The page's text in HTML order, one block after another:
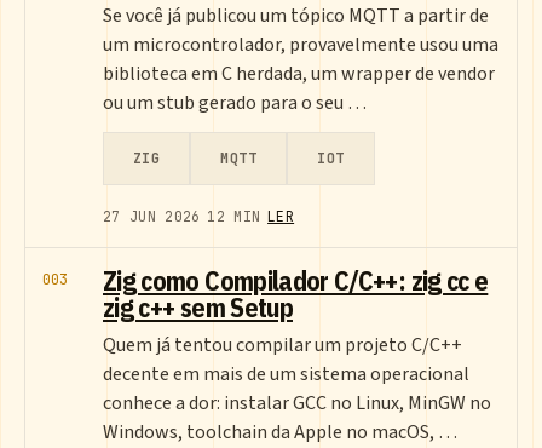
Se você já publicou um tópico MQTT a partir de
um microcontrolador, provavelmente usou uma
biblioteca em C herdada, um wrapper de vendor
ou um stub gerado para o seu …
ZIG MQTT IOT
27 JUN 2026 12 MIN LER
003 Zig como Compilador C/C++: zig cc e
zig c++ sem Setup
Quem já tentou compilar um projeto C/C++
decente em mais de um sistema operacional
conhece a dor: instalar GCC no Linux, MinGW no
Windows, toolchain da Apple no macOS, …